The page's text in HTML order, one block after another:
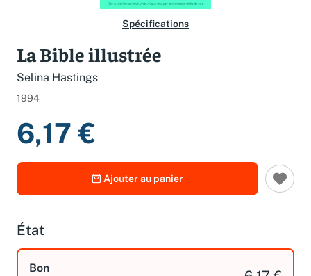
Spécifications
La Bible illustrée
Selina Hastings
1994
6,17 €
Ajouter au panier
État
Bon